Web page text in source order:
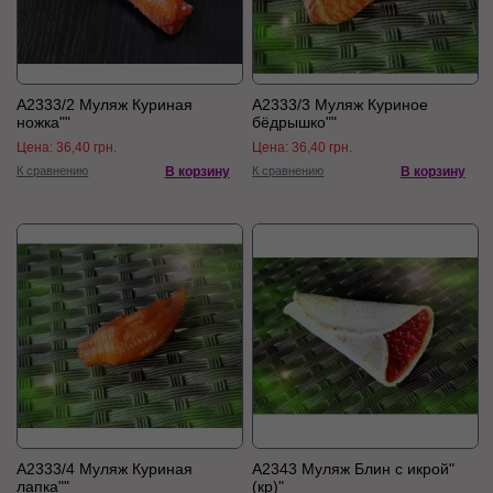
А2333/2 Муляж Куриная
ножка""
Цена:36,40 грн.
К сравнению В корзину
А2333/3 Муляж Куриное
бёдрышко""
Цена:36,40 грн.
К сравнению В корзину
А2333/4 Муляж Куриная
лапка""
А2343 Муляж Блин с икрой"
(кр)"